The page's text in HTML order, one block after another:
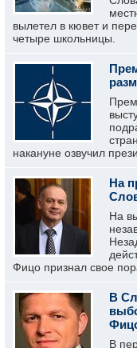
вылетел в кювет и
четыре школьницы.
накануне озвучил
На
На
Фицо признал свое
В
В